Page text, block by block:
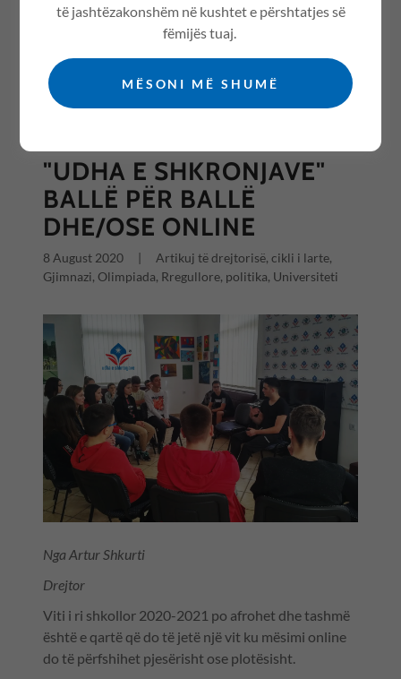
All Posts
"UDHA E SHKRONJAVE"
BALLË PËR BALLË
DHE/OSE ONLINE
8 August 2020
Artikuj të drejtorisë, cikli i larte,
Gjimnazi, Olimpiada, Rregullore, politika, Universiteti
Nga Artur Shkurti
Drejtor
Viti i ri shkollor 2020-2021 po afrohet dhe tashmë
është e qartë që do të jetë një vit ku mësimi online
do të përfshihet pjesërisht ose plotësisht.
të jashtëzakonshëm në kushtet e përshtatjes së
fëmijës tuaj.
MËSONI MË SHUMË